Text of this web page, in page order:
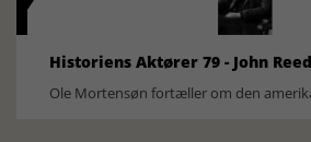
Historiens Aktører 79 - John Reed
Ole Mortensøn fortæller om den